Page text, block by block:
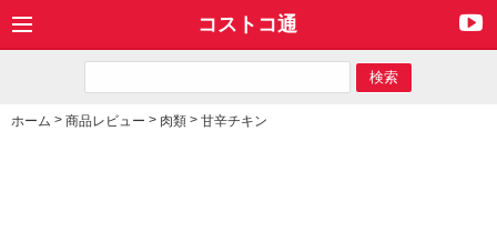
コストコ通
ホーム > 商品レビュー > 肉類 > 甘辛チキン